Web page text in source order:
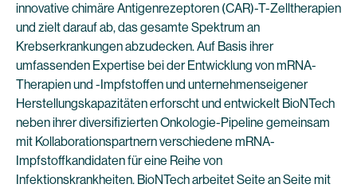
innovative chimäre Antigenrezeptoren (CAR)-T-Zelltherapien
und zielt darauf ab, das gesamte Spektrum an
Krebserkrankungen abzudecken. Auf Basis ihrer
umfassenden Expertise bei der Entwicklung von mRNA-
Therapien und -Impfstoffen und unternehmenseigener
Herstellungskapazitäten erforscht und entwickelt BioNTech
neben ihrer diversifizierten Onkologie-Pipeline gemeinsam
mit Kollaborationspartnern verschiedene mRNA-
Impfstoffkandidaten für eine Reihe von
Infektionskrankheiten. BioNTech arbeitet Seite an Seite mit